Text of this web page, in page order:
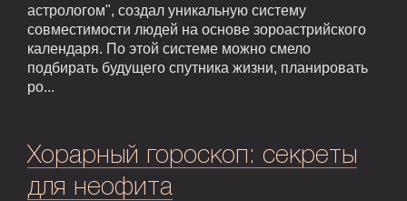
астрологом", создал уникальную систему
совместимости людей на основе зороастрийского
календаря. По этой системе можно смело
подбирать будущего спутника жизни, планировать
ро...
Хорарный гороскоп: секреты
для неофита